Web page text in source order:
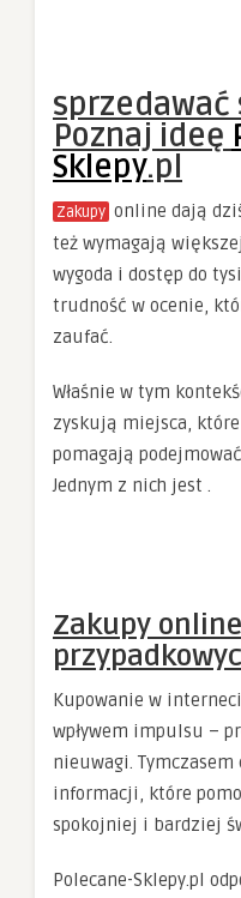
Poznaj ideę
Sklepy.pl
Zakupy online dają
też wymagają
wygoda i dostęp do
trudność w ocenie,
zaufać.
Właśnie w tym
zyskują miejsca,
pomagają
Jednym z nich jest .
Zakupy
Kupowanie w
wpływem impulsu –
nieuwagi.
informacji, które
spokojniej i bardziej
Polecane-Sklepy.pl